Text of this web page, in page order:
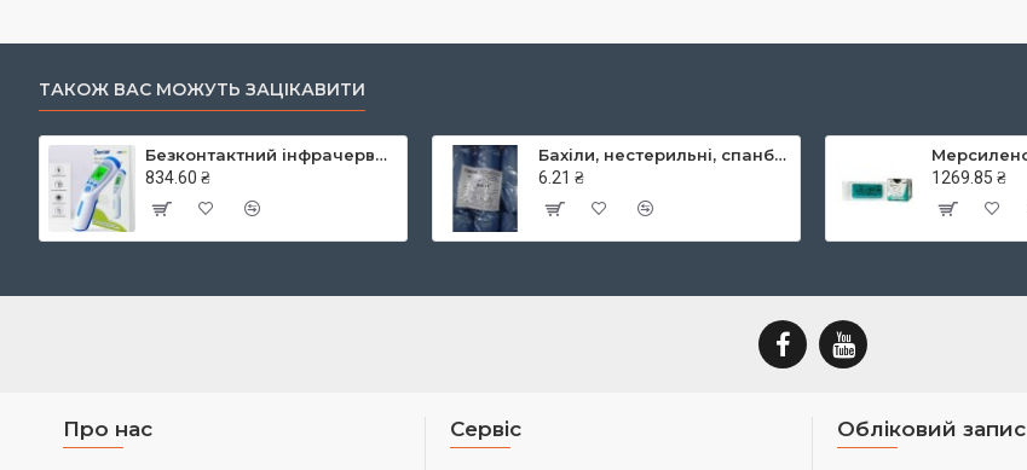
ТАКОЖ ВАС МОЖУТЬ ЗАЦІКАВИТИ
Безконтактний інфрачервоний термометр JXB-182, ТМ Berrcom
834.60 ₴
Бахіли, нестерильні, спанбонд, щільність - 30г/м2, середні, блакитні, ТМ Славна
6.21 ₴
1269.85 ₴
Про нас Сервіс Обліковий запис